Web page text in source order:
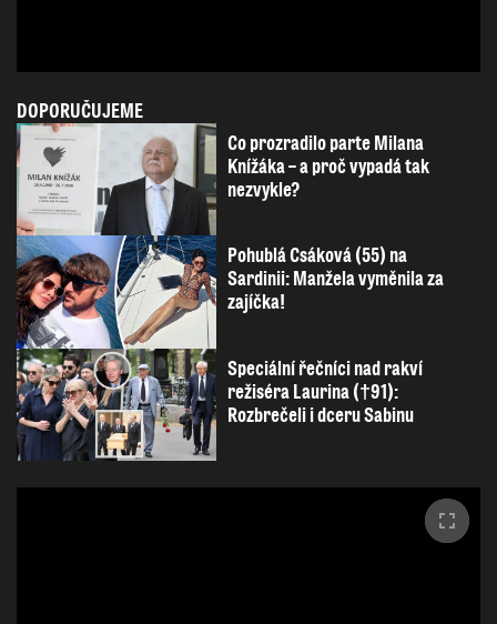
DOPORUČUJEME
Co prozradilo parte Milana
Knížáka – a proč vypadá tak
nezvykle?
Pohublá Csáková (55) na
Sardinii: Manžela vyměnila za
zajíčka!
Speciální řečníci nad rakví
režiséra Laurina (†91):
Rozbrečeli i dceru Sabinu